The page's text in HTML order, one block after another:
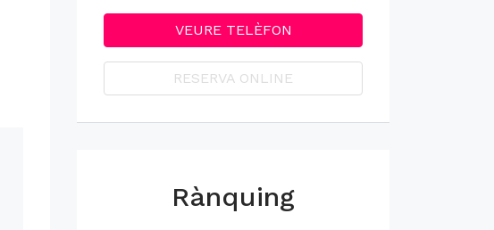
VEURE TELÈFON
RESERVA ONLINE
Rànquing